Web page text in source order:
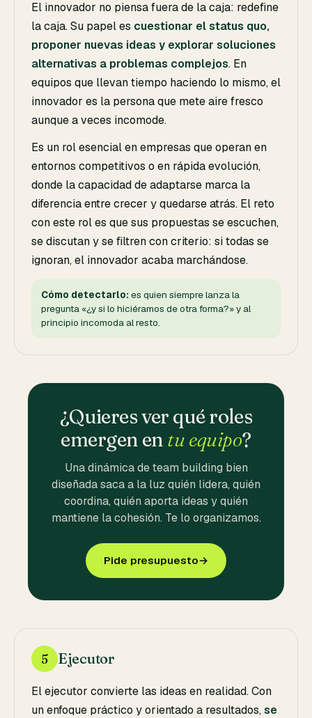
El innovador no piensa fuera de la caja: redefine
la caja. Su papel es cuestionar el status quo,
proponer nuevas ideas y explorar soluciones
alternativas a problemas complejos. En
equipos que llevan tiempo haciendo lo mismo, el
innovador es la persona que mete aire fresco
aunque a veces incomode.
Es un rol esencial en empresas que operan en
entornos competitivos o en rápida evolución,
donde la capacidad de adaptarse marca la
diferencia entre crecer y quedarse atrás. El reto
con este rol es que sus propuestas se escuchen,
se discutan y se filtren con criterio: si todas se
ignoran, el innovador acaba marchándose.
Cómo detectarlo: es quien siempre lanza la
pregunta «¿y si lo hiciéramos de otra forma?» y al
principio incomoda al resto.
¿Quieres ver qué roles
emergen en tu equipo?
Una dinámica de team building bien
diseñada saca a la luz quién lidera, quién
coordina, quién aporta ideas y quién
mantiene la cohesión. Te lo organizamos.
Pide presupuesto→
5 Ejecutor
El ejecutor convierte las ideas en realidad. Con
un enfoque práctico y orientado a resultados,se